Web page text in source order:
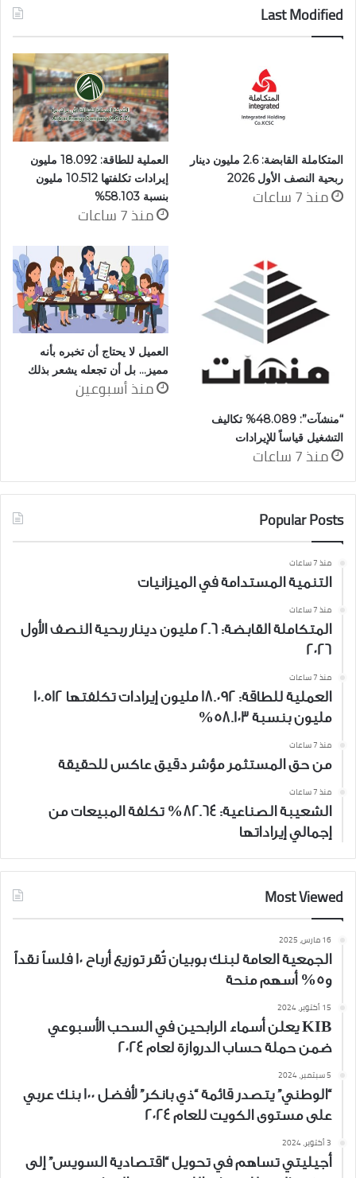
Last Modified
المتكاملة القابضة: 2.6 مليون دينار
ربحية النصف الأول 2026
منذ 7 ساعات
العملية للطاقة: 18.092 مليون
إيرادات تكلفتها 10.512 مليون
بنسبة 58.103%
منذ 7 ساعات
“منشآت”: 48.089% تكاليف
التشغيل قياساً للإيرادات
منذ 7 ساعات
العميل لا يحتاج أن تخبره بأنه
مميز… بل أن تجعله يشعر بذلك
منذ أسبوعين
Popular Posts
منذ 7 ساعات
التنمية المستدامة في الميزانيات
منذ 7 ساعات
المتكاملة القابضة: 2.6 مليون دينار ربحية النصف الأول
2026
منذ 7 ساعات
العملية للطاقة: 18.092 مليون إيرادات تكلفتها 10.512
مليون بنسبة 58.103%
منذ 7 ساعات
من حق المستثمر مؤشر دقيق عاكس للحقيقة
منذ 7 ساعات
الشعيبة الصناعية: 82.64% تكلفة المبيعات من
إجمالي إيراداتها
Most Viewed
16 مارس، 2025
الجمعية العامة لبنك بوبيان تُقر توزيع أرباح 10 فلساً نقداً
و5% أسهم منحة
15 أكتوبر، 2024
KIB يعلن أسماء الرابحين في السحب الأسبوعي
ضمن حملة حساب الدروازة لعام 2024
5 سبتمبر، 2024
“الوطني” يتصدر قائمة “ذي بانكر” لأفضل 100 بنك عربي
على مستوى الكويت للعام 2024
3 أكتوبر، 2024
أجيليتي تساهم في تحويل “اقتصادية السويس” إلى